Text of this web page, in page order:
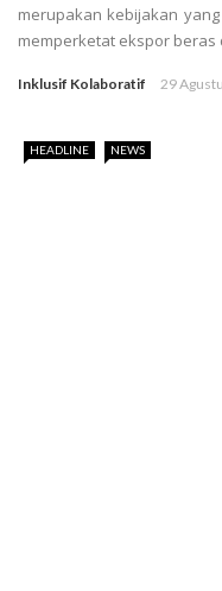
merupakan kebijakan
memperketat ekspor beras
Inklusif Kolaboratif 29
HEADLINE NEWS